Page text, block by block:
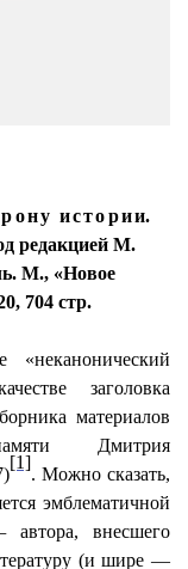
истории.
редакцией М.
М., «Новое
704 стр.
«неканонический
заголовка
материалов
Дмитрия
[1]
. Можно сказать,
эмблематичной
автора, внесшего
(и шире —